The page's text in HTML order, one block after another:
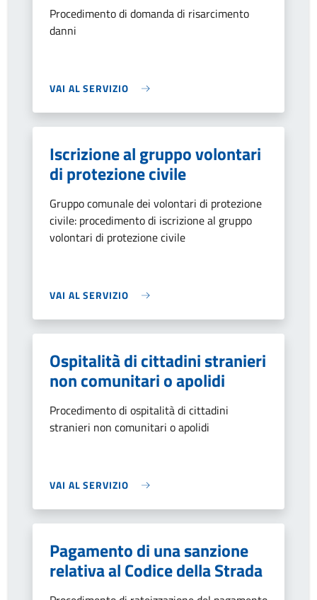
Procedimento di domanda di risarcimento
danni
VAI AL SERVIZIO
Iscrizione al gruppo volontari
di protezione civile
Gruppo comunale dei volontari di protezione
civile: procedimento di iscrizione al gruppo
volontari di protezione civile
VAI AL SERVIZIO
Ospitalità di cittadini stranieri
non comunitari o apolidi
Procedimento di ospitalità di cittadini
stranieri non comunitari o apolidi
VAI AL SERVIZIO
Pagamento di una sanzione
relativa al Codice della Strada